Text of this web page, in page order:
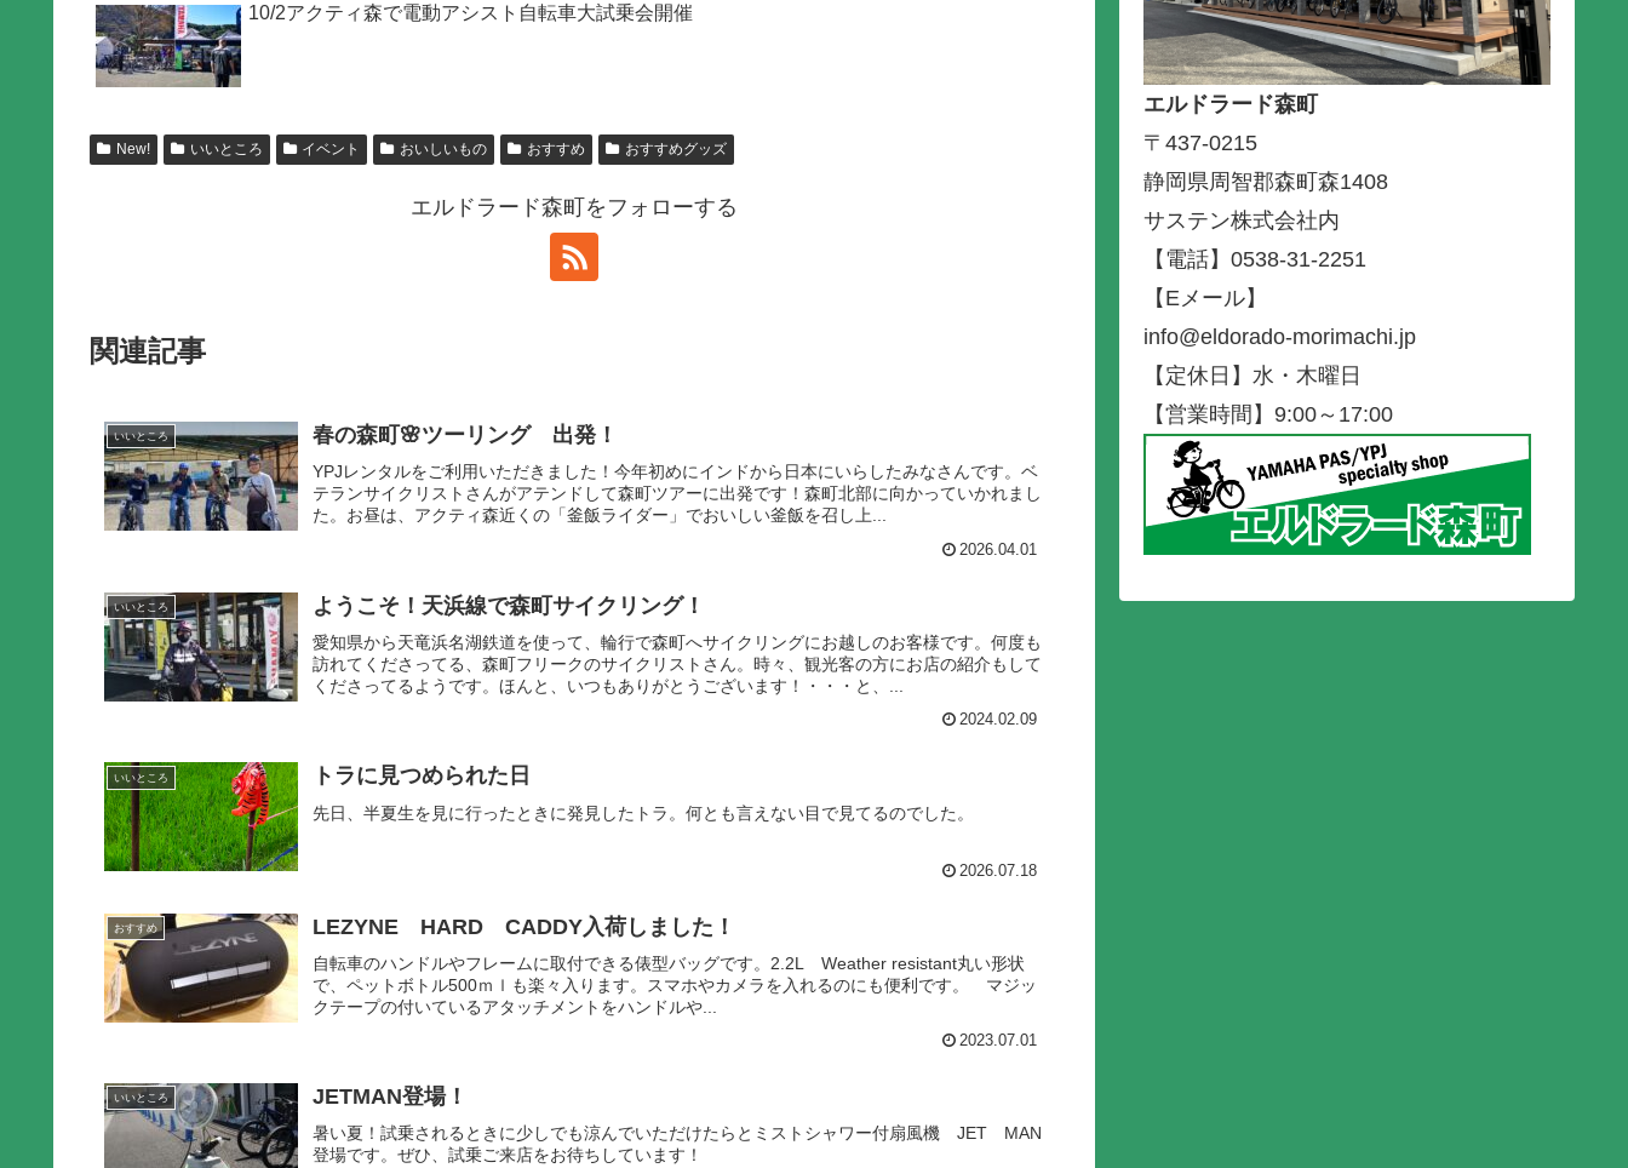
10/2アクティ森で電動アシスト自転車大試乗会開催
New! いいところ イベント おいしいもの おすすめ おすすめグッズ
エルドラード森町をフォローする
関連記事
いいところ 春の森町🌸ツーリング 出発！
YPJレンタルをご利用いただきました！今年初めにインドから日本にいらしたみなさんです。ベ
テランサイクリストさんがアテンドして森町ツアーに出発です！森町北部に向かっていかれまし
た。お昼は、アクティ森近くの「釜飯ライダー」でおいしい釜飯を召し上...
2026.04.01
いいところ ようこそ！天浜線で森町サイクリング！
愛知県から天竜浜名湖鉄道を使って、輪行で森町へサイクリングにお越しのお客様です。何度も
訪れてくださってる、森町フリークのサイクリストさん。時々、観光客の方にお店の紹介もして
くださってるようです。ほんと、いつもありがとうございます！・・・と、...
2024.02.09
いいところ トラに見つめられた日
先日、半夏生を見に行ったときに発見したトラ。何とも言えない目で見てるのでした。
2026.07.18
おすすめ LEZYNE HARD CADDY入荷しました！
自転車のハンドルやフレームに取付できる俵型バッグです。2.2L Weather resistant丸い形状
で、ペットボトル500ｍｌも楽々入ります。スマホやカメラを入れるのにも便利です。 マジッ
クテープの付いているアタッチメントをハンドルや...
2023.07.01
いいところ JETMAN登場！
暑い夏！試乗されるときに少しでも涼んでいただけたらとミストシャワー付扇風機 JET MAN
登場です。ぜひ、試乗ご来店をお待ちしています！
エルドラード森町
〒437-0215
静岡県周智郡森町森1408
サステン株式会社内
【電話】0538-31-2251
【Eメール】
info@eldorado-morimachi.jp
【定休日】水・木曜日
【営業時間】9:00～17:00